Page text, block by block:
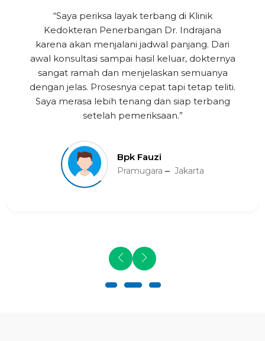
“Saya periksa layak terbang di Klinik
Kedokteran Penerbangan Dr. Indrajana
karena akan menjalani jadwal panjang. Dari
awal konsultasi sampai hasil keluar, dokternya
sangat ramah dan menjelaskan semuanya
dengan jelas. Prosesnya cepat tapi tetap teliti.
Saya merasa lebih tenang dan siap terbang
setelah pemeriksaan.”
Bpk Fauzi
Pramugara Jakarta